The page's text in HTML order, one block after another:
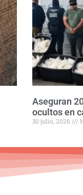
Aseguran
ocultos en
30 julio, 2026